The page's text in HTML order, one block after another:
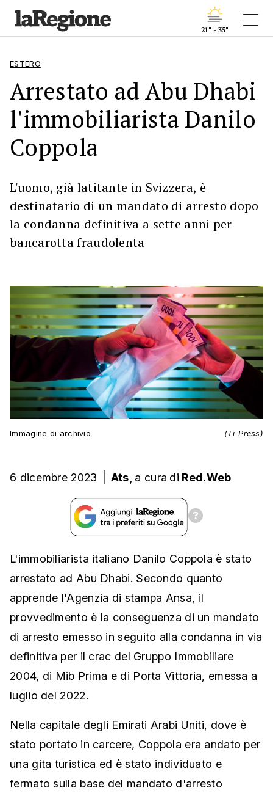
21° - 35°
ESTERO
Arrestato ad Abu Dhabi
l'immobiliarista Danilo
Coppola
L'uomo, già latitante in Svizzera, è
destinatario di un mandato di arresto dopo
la condanna definitiva a sette anni per
bancarotta fraudolenta
Immagine di archivio (Ti-Press)
6 dicembre 2023 Ats, a cura di Red.Web
L'immobiliarista italiano Danilo Coppola è stato
arrestato ad Abu Dhabi. Secondo quanto
apprende l'Agenzia di stampa Ansa, il
provvedimento è la conseguenza di un mandato
di arresto emesso in seguito alla condanna in via
definitiva per il crac del Gruppo Immobiliare
2004, di Mib Prima e di Porta Vittoria, emessa a
luglio del 2022.
Nella capitale degli Emirati Arabi Uniti, dove è
stato portato in carcere, Coppola era andato per
una gita turistica ed è stato individuato e
fermato sulla base del mandato d'arresto